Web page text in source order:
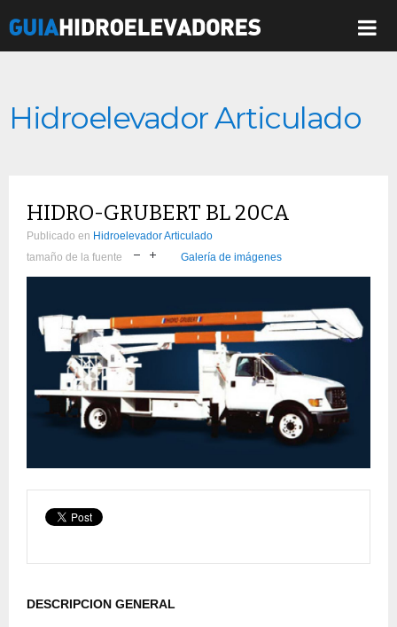
Hidroelevador Articulado
HIDRO-GRUBERT BL 20CA
Publicado en Hidroelevador Articulado
tamaño de la fuente
Galería de imágenes
DESCRIPCION GENERAL